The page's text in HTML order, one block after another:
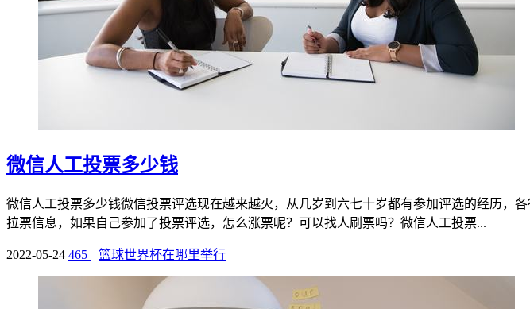
微信人工投票多少钱
微信人工投票多少钱微信投票评选现在越来越火，从几岁到六七十岁都有参加评选的经历，
拉票信息，如果自己参加了投票评选，怎么涨票呢？可以找人刷票吗？微信人工投票...
2022-05-24 465 篮球世界杯在哪里举行